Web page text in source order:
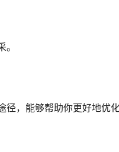
，能够帮助你更好地优化